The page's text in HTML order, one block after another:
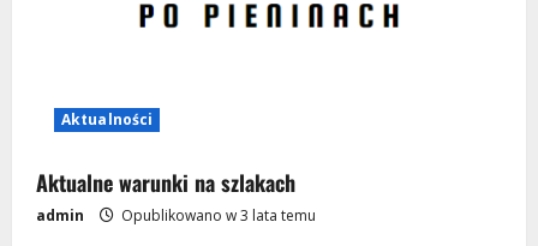
Aktualności
Aktualne warunki na szlakach
admin Opublikowano w 3 lata temu